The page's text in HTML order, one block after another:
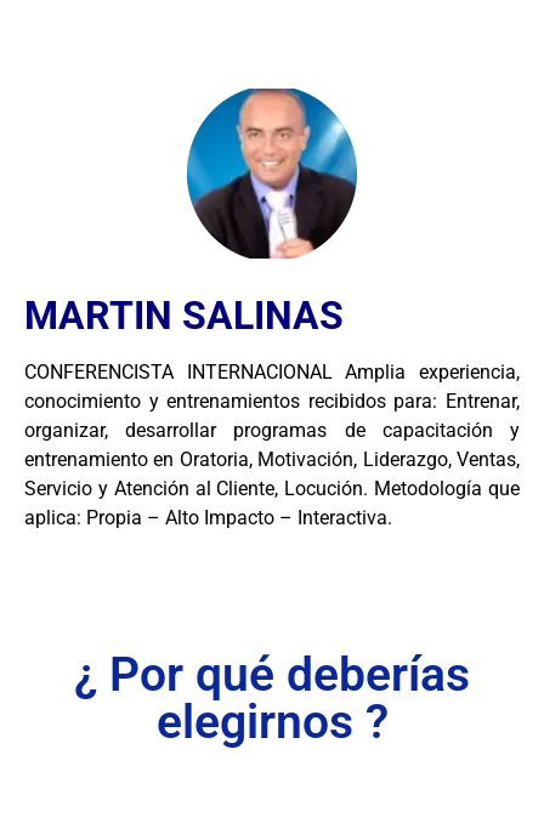
MARTIN SALINAS
CONFERENCISTA INTERNACIONAL Amplia experiencia,
conocimiento y entrenamientos recibidos para: Entrenar,
organizar, desarrollar programas de capacitación y
entrenamiento en Oratoria, Motivación, Liderazgo, Ventas,
Servicio y Atención al Cliente, Locución. Metodología que
aplica: Propia – Alto Impacto – Interactiva.
¿ Por qué deberías
elegirnos ?